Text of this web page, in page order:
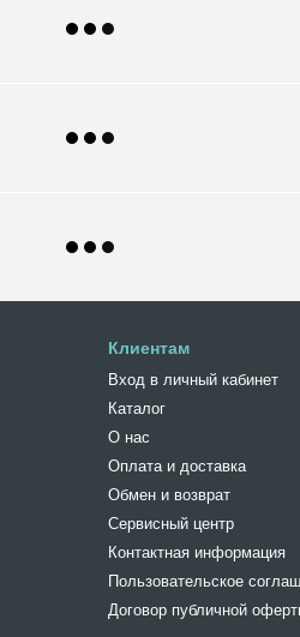
Клиентам
Вход в личный кабинет
Каталог
О нас
Оплата и доставка
Обмен и возврат
Сервисный центр
Контактная информация
Пользовательское
Договор публичной